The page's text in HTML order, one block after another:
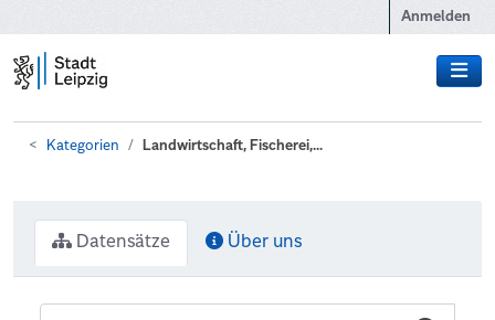
Anmelden
Kategorien Landwirtschaft, Fischerei,...
Datensätze Über uns